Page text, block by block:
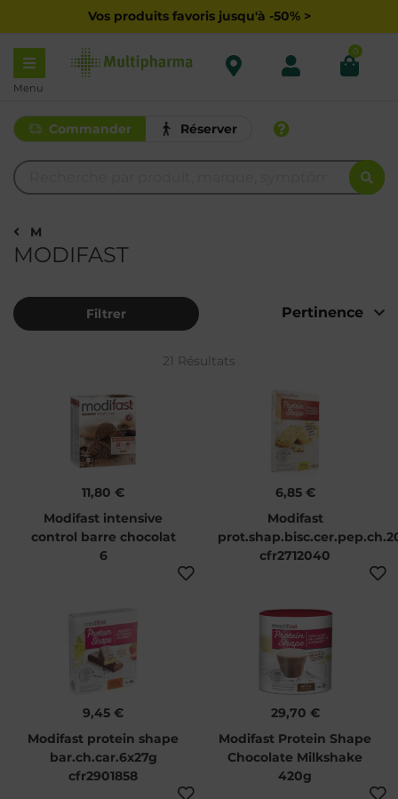
Vos produits favoris jusqu'à -50% >
Menu
0
Commander Réserver
M
MODIFAST
Filtrer
21 Résultats
11,80 €
Modifast intensive
control barre chocolat
6
6,85 €
Modifast
cfr2712040
9,45 €
Modifast protein shape
bar.ch.car.6x27g
cfr2901858
29,70 €
Modifast Protein Shape
Chocolate Milkshake
420g